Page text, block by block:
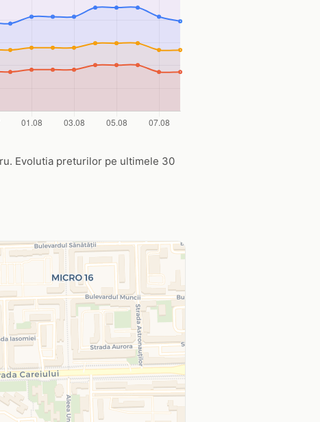
Evolutia preturilor pe ultimele 30